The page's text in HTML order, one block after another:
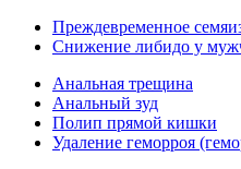
Преждевременное
Снижение либидо у
Анальная трещина
Анальный зуд
Полип прямой кишки
Удаление геморроя